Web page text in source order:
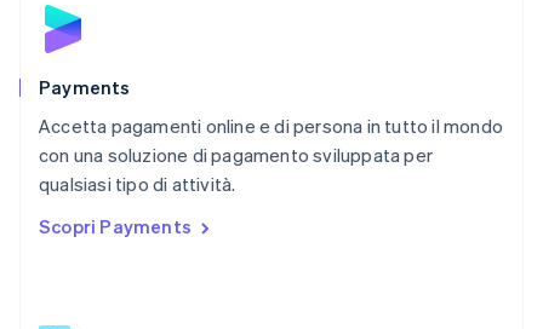
Payments
Accetta pagamenti online e di persona in tutto il mondo
con una soluzione di pagamento sviluppata per
qualsiasi tipo di attività.
Scopri Payments
Polonia
English
Português
English简体中文
Regno Unito
English
English